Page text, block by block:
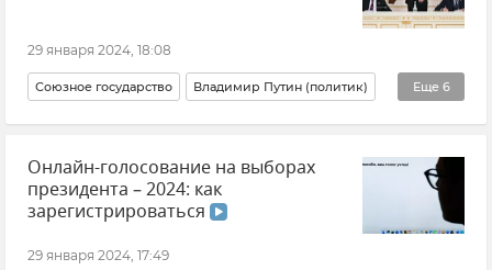
29 января 2024, 18:08
Еще 6
Союзное государство Владимир Путин (политик)
Президент Белоруссии (Республики Беларусь) Александр Лукашенко
Россия Белоруссия Новости Политика
Экономика
Онлайн-голосование на выборах
президента – 2024: как
зарегистрироваться
29 января 2024, 17:49